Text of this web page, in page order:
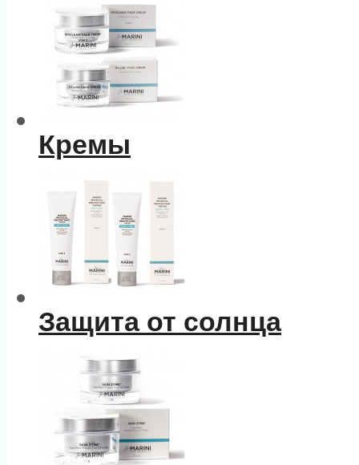
Кремы
Защита от солнца